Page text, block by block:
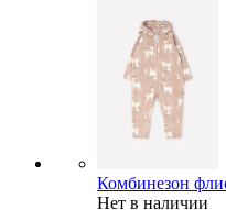
Комбинезон
Нет в наличии